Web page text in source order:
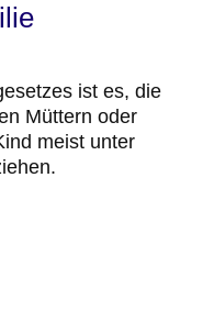
ist es, die
Müttern oder
meist unter